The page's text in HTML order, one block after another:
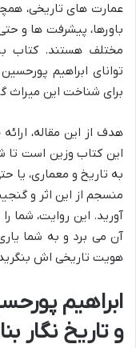
عمارت های تاریخی،
باورها، پیشرفت ها و
مختلف هستند. کتاب
توانای ابراهیم
برای شناخت این میراث
هدف از این مقاله،
این کتاب وزین است تا
به تاریخ و معماری، یا
منسجم از این اثر و
آورید. این روایت، شما
آن می برد و به شما
هویت تاریخی اش
ابراهیم
و تاریخ نگار